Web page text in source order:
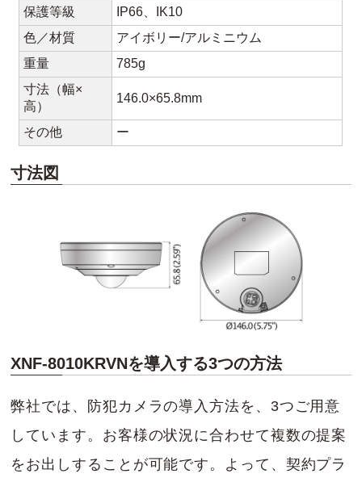
保護等級
IP66、IK10
色／材質
アイボリー/アルミニウム
重量
785g
寸法（幅×
高）
146.0×65.8mm
その他 ー
寸法図
XNF-8010KRVNを導入する3つの方法
弊社では、防犯カメラの導入方法を、3つご用意
しています。お客様の状況に合わせて複数の提案
をお出しすることが可能です。よって、契約プラ